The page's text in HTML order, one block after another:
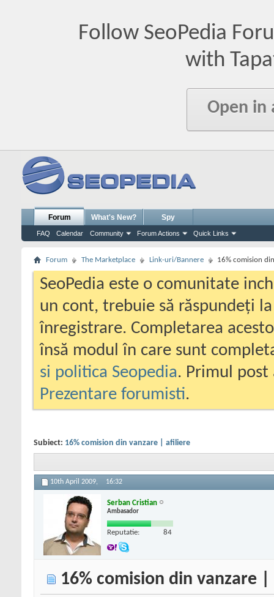
Follow SeoPedia
with
Open in
Forum
FAQ Calendar Community Forum Actions Quick Links
What's New? Spy
Forum The Marketplace Link-uri/Bannere 16% comision
SeoPedia este o comunitate
un cont, trebuie să răspundeți
înregistrare. Completarea
însă modul în care sunt
si politica Seopedia. Primul
Prezentare forumisti.
Subiect: 16% comision din vanzare | afiliere
10th April 2009, 16:32
Serban Cristian
Ambasador
Reputatie: 84
16% comision din vanzare